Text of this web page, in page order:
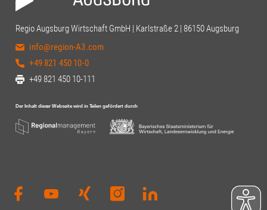
Regio Augsburg Wirtschaft GmbH | Karlstraße 2 | 86150 Augsburg
info@region-A3.com
+49 821 450 10-0
+49 821 450 10-111